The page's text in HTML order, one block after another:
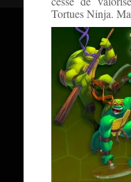
Tortues Ninja.